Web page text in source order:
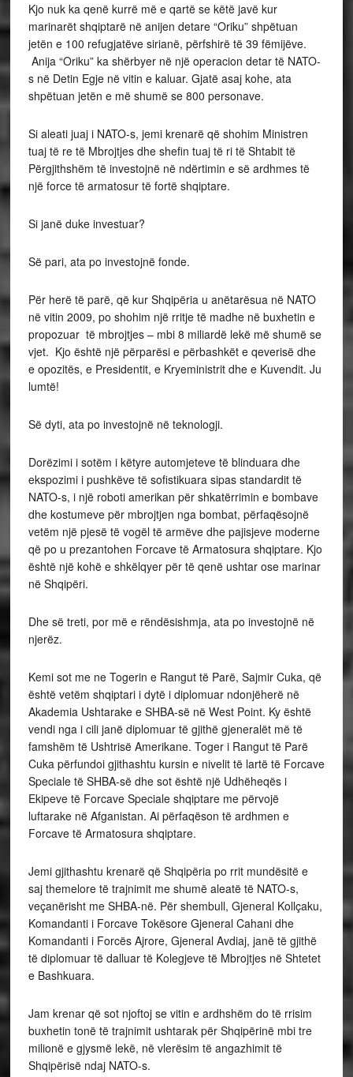
Kjo nuk ka qenë kurrë më e qartë se këtë javë kur
marinarët shqiptarë në anijen detare “Oriku” shpëtuan
jetën e 100 refugjatëve sirianë, përfshirë të 39 fëmijëve.
Anija “Oriku” ka shërbyer në një operacion detar të NATO-
s në Detin Egje në vitin e kaluar. Gjatë asaj kohe, ata
shpëtuan jetën e më shumë se 800 personave.
Si aleati juaj i NATO-s, jemi krenarë që shohim Ministren
tuaj të re të Mbrojtjes dhe shefin tuaj të ri të Shtabit të
Përgjithshëm të investojnë në ndërtimin e së ardhmes të
një force të armatosur të fortë shqiptare.
Si janë duke investuar?
Së pari, ata po investojnë fonde.
Për herë të parë, që kur Shqipëria u anëtarësua në NATO
në vitin 2009, po shohim një rritje të madhe në buxhetin e
propozuar të mbrojtjes – mbi 8 miliardë lekë më shumë se
vjet. Kjo është një përparësi e përbashkët e qeverisë dhe
e opozitës, e Presidentit, e Kryeministrit dhe e Kuvendit. Ju
lumtë!
Së dyti, ata po investojnë në teknologji.
Dorëzimi i sotëm i këtyre automjeteve të blinduara dhe
ekspozimi i pushkëve të sofistikuara sipas standardit të
NATO-s, i një roboti amerikan për shkatërrimin e bombave
dhe kostumeve për mbrojtjen nga bombat, përfaqësojnë
vetëm një pjesë të vogël të armëve dhe pajisjeve moderne
që po u prezantohen Forcave të Armatosura shqiptare. Kjo
është një kohë e shkëlqyer për të qenë ushtar ose marinar
në Shqipëri.
Dhe së treti, por më e rëndësishmja, ata po investojnë në
njerëz.
Kemi sot me ne Togerin e Rangut të Parë, Sajmir Cuka, që
është vetëm shqiptari i dytë i diplomuar ndonjëherë në
Akademia Ushtarake e SHBA-së në West Point. Ky është
vendi nga i cili janë diplomuar të gjithë gjeneralët më të
famshëm të Ushtrisë Amerikane. Toger i Rangut të Parë
Cuka përfundoi gjithashtu kursin e nivelit të lartë të Forcave
Speciale të SHBA-së dhe sot është një Udhëheqës i
Ekipeve të Forcave Speciale shqiptare me përvojë
luftarake në Afganistan. Ai përfaqëson të ardhmen e
Forcave të Armatosura shqiptare.
Jemi gjithashtu krenarë që Shqipëria po rrit mundësitë e
saj themelore të trajnimit me shumë aleatë të NATO-s,
veçanërisht me SHBA-në. Për shembull, Gjeneral Kollçaku,
Komandanti i Forcave Tokësore Gjeneral Cahani dhe
Komandanti i Forcës Ajrore, Gjeneral Avdiaj, janë të gjithë
të diplomuar të dalluar të Kolegjeve të Mbrojtjes në Shtetet
e Bashkuara.
Jam krenar që sot njoftoj se vitin e ardhshëm do të rrisim
buxhetin tonë të trajnimit ushtarak për Shqipërinë mbi tre
milionë e gjysmë lekë, në vlerësim të angazhimit të
Shqipërisë ndaj NATO-s.